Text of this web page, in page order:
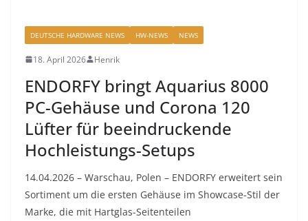
DEUTSCHE HARDWARE NEWS HW-NEWS NEWS
18. April 2026 Henrik
ENDORFY bringt Aquarius 8000
PC-Gehäuse und Corona 120
Lüfter für beeindruckende
Hochleistungs-Setups
14.04.2026 – Warschau, Polen – ENDORFY erweitert sein
Sortiment um die ersten Gehäuse im Showcase-Stil der
Marke, die mit Hartglas-Seitenteilen